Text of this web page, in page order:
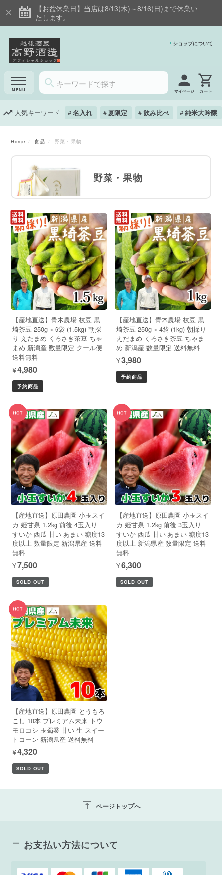
【お盆休業日】当店は8/13(木)～8/16(日)まで休業い
たします。
ショップについて
マイページ
人気キーワード 名入れ 夏限定 飲み比べ 純米大吟醸
Home 食品 野菜・果物
野菜・果物
【産地直送】青木農場 枝豆 黒
埼茶豆 250g × 6袋 (1.5kg) 朝採
り えだまめ くろさき茶豆 ちゃ
まめ 新潟産 数量限定 クール便
送料無料
¥4,980
予約商品
【産地直送】青木農場 枝豆 黒
埼茶豆 250g × 4袋 (1kg) 朝採り
えだまめ くろさき茶豆 ちゃま
め 新潟産 数量限定 送料無料
¥3,980
予約商品
【産地直送】原田農園 小玉スイ
カ 姫甘泉 1.2kg 前後 4玉入り
すいか 西瓜 甘い あまい 糖度13
度以上 数量限定 新潟県産 送料
無料
¥7,500
SOLD OUT
【産地直送】原田農園 小玉スイ
カ 姫甘泉 1.2kg 前後 3玉入り
すいか 西瓜 甘い あまい 糖度13
度以上 新潟県産 数量限定 送料
無料
¥6,300
SOLD OUT
【産地直送】原田農園 とうもろ
こし 10本 プレミアム未来 トウ
モロコシ 玉蜀黍 甘い 生 スイー
トコーン 新潟県産 送料無料
¥4,320
SOLD OUT
vertical_align_top ページトップへ
お支払い方法について